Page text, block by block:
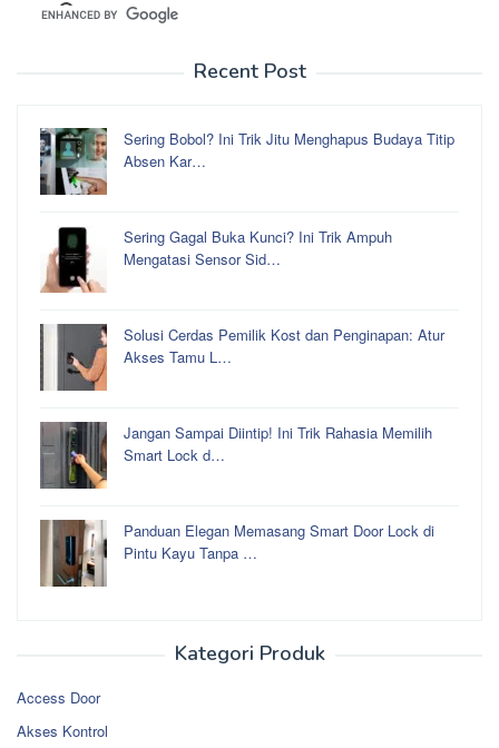
Recent Post
Sering Bobol? Ini Trik Jitu Menghapus Budaya Titip
Absen Kar…
Sering Gagal Buka Kunci? Ini Trik Ampuh
Mengatasi Sensor Sid…
Solusi Cerdas Pemilik Kost dan Penginapan: Atur
Akses Tamu L…
Jangan Sampai Diintip! Ini Trik Rahasia Memilih
Smart Lock d…
Panduan Elegan Memasang Smart Door Lock di
Pintu Kayu Tanpa …
Kategori Produk
Access Door
Akses Kontrol